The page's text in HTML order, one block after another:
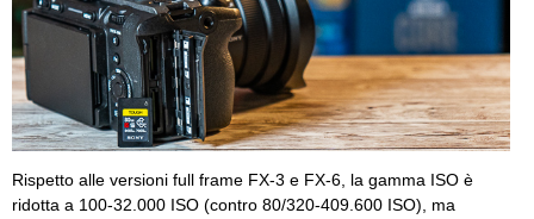
Rispetto alle versioni full frame FX-3 e FX-6, la gamma ISO è
ridotta a 100-32.000 ISO (contro 80/320-409.600 ISO), ma